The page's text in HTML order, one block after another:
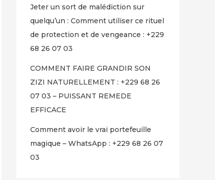
Jeter un sort de malédiction sur
quelqu’un : Comment utiliser ce rituel
de protection et de vengeance : +229
68 26 07 03
COMMENT FAIRE GRANDIR SON
ZIZI NATURELLEMENT : +229 68 26
07 03 – PUISSANT REMEDE
EFFICACE
Comment avoir le vrai portefeuille
magique – WhatsApp : +229 68 26 07
03